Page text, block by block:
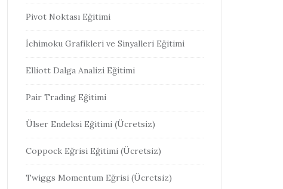
Pivot Noktası Eğitimi
İchimoku Grafikleri ve Sinyalleri Eğitimi
Elliott Dalga Analizi Eğitimi
Pair Trading Eğitimi
Ülser Endeksi Eğitimi (Ücretsiz)
Coppock Eğrisi Eğitimi (Ücretsiz)
Twiggs Momentum Eğrisi (Ücretsiz)